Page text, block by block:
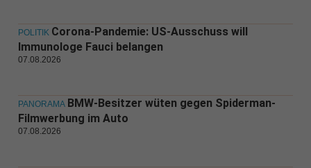
POLITIK Corona-Pandemie: US-Ausschuss will
Immunologe Fauci belangen
07.08.2026
PANORAMA BMW-Besitzer wüten gegen Spiderman-
Filmwerbung im Auto
07.08.2026